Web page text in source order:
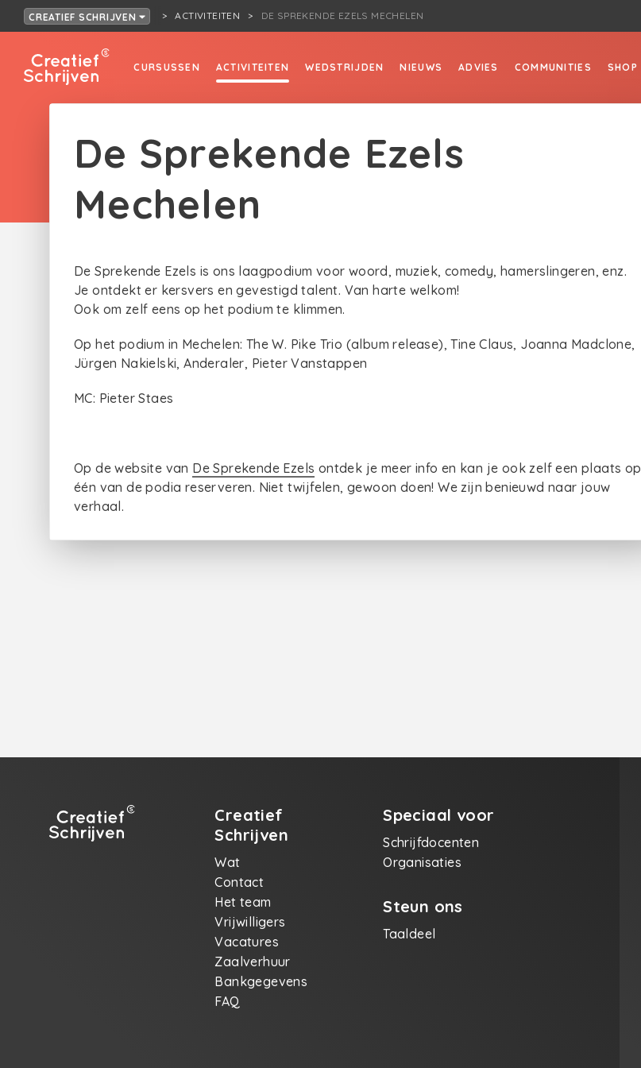
CREATIEF SCHRIJVEN ACTIVITEITEN DE SPREKENDE EZELS MECHELEN
CURSUSSEN ACTIVITEITEN WEDSTRIJDEN NIEUWS ADVIES COMMUNITIES SHOP
De Sprekende Ezels
Mechelen
De Sprekende Ezels is ons laagpodium voor woord, muziek, comedy, hamerslingeren, enz.
Je ontdekt er kersvers en gevestigd talent. Van harte welkom!
Ook om zelf eens op het podium te klimmen.
Op het podium in Mechelen: The W. Pike Trio (album release), Tine Claus, Joanna Madclone,
Jürgen Nakielski, Anderaler, Pieter Vanstappen
MC: Pieter Staes
Op de website van De Sprekende Ezels ontdek je meer info en kan je ook zelf een plaats op
één van de podia reserveren. Niet twijfelen, gewoon doen! We zijn benieuwd naar jouw
verhaal.
Creatief
Schrijven
Wat
Contact
Het team
Vrijwilligers
Vacatures
Zaalverhuur
Bankgegevens
FAQ
Speciaal voor
Schrijfdocenten
Organisaties
Steun ons
Taaldeel